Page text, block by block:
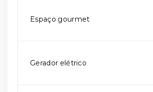
Espaço gourmet
Gerador elétrico